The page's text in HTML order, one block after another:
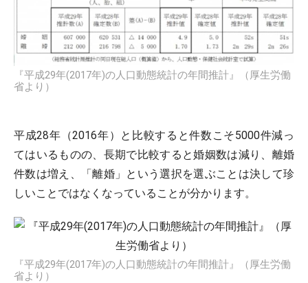
『平成29年(2017年)の人口動態統計の年間推計』（厚生労働
省より）
平成28年（2016年）と比較すると件数こそ5000件減っ
てはいるものの、長期で比較すると婚姻数は減り、離婚
件数は増え、「離婚」という選択を選ぶことは決して珍
しいことではなくなっていることが分かります。
『平成29年(2017年)の人口動態統計の年間推計』（厚生労働
省より）